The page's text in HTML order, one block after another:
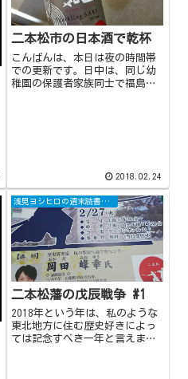
二本松市の日本酒で乾杯
こんばんは、本日は夜の時間帯
での更新です。日中は、同じ幼
稚園の保護者家族同士で福島県
2018.02.24
浅見ヨシヒロの週末読書日記
二本松藩の戊辰戦争 #1
2018年という年は、私のような
東北地方に住む歴史好きによっ
ては記念すべき一年と言えま